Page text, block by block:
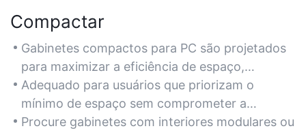
Compactar
Gabinetes compactos para PC são projetados
para maximizar a eficiência de espaço,
tornando-os ideais para mesas pequenas,
configurações de home theater ou instalações
portáteis.
Adequado para usuários que priorizam o
mínimo de espaço sem comprometer a
compatibilidade de hardware para placas-mãe
Procure gabinetes com interiores modulares ou